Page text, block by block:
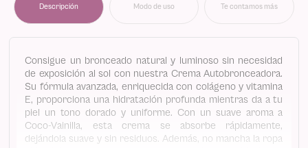
Descripción Modo de uso Te contamos más
Consigue un bronceado natural y luminoso sin necesidad
de exposición al sol con nuestra Crema Autobronceadora.
Su fórmula avanzada, enriquecida con colágeno y vitamina
E, proporciona una hidratación profunda mientras da a tu
piel un tono dorado y uniforme. Con un suave aroma a
Coco-Vainilla, esta crema se absorbe rápidamente,
dejándola suave y sin residuos. Además, no mancha la ropa